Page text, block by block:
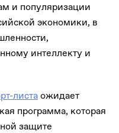
и популяризации
экономики, в
интеллекту и
листа ожидает
программа, которая
защите